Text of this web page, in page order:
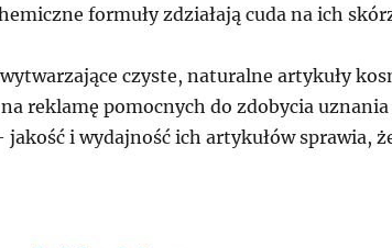
formuły zdziałają cuda na ich
czyste, naturalne artykuły
reklamę pomocnych do zdobycia uznania
i wydajność ich artykułów sprawia,